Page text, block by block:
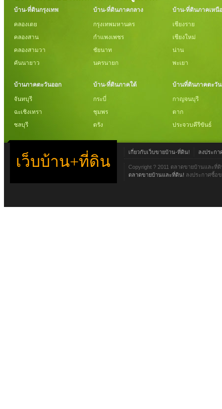
บ้าน-ที่ดินกรุงเทพ
คลองเตย
คลองสาน
คลองสามวา
คันนายาว
บ้านภาคตะวันออก
จันทบุรี
ฉะเชิงเทรา
ชลบุรี
บ้าน-ที่ดินภาคกลาง
กรุงเทพมหานคร
กำแพงเพชร
ชัยนาท
นครนายก
บ้าน-ที่ดินภาคใต้
กระบี่
ชุมพร
ตรัง
บ้าน-ที่ดินภาคเหนือ
เชียงราย
เชียงใหม่
น่าน
พะเยา
บ้านที่ดินภาคตะวั
กาญจนบุรี
ตาก
ประจวบคีรีขันธ์
เว็บบ้าน+ที่ดิน
เกี่ยวกับเว็บขายบ้าน-ที่ดิน! ลงประก
Copyright ? 2011 ตลาดขายบ้านและที่
ตลาดขายบ้านและที่ดิน! ลงประกาศซื้อ